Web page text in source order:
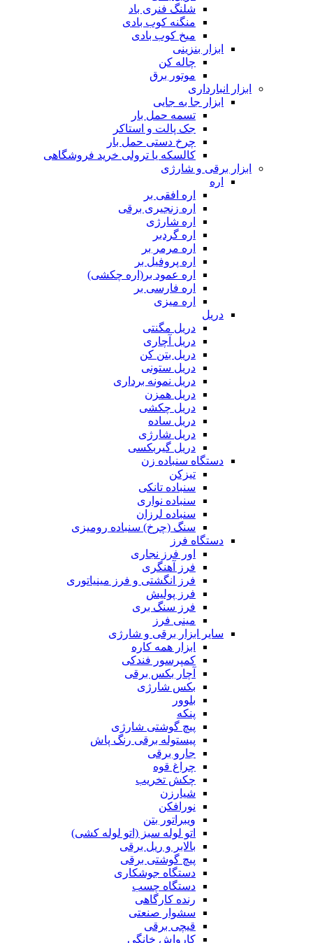
شلنگ فنری باد
منگنه کوب بادی
میخ کوب بادی
ابزار بنزینی
چاله کن
موتور برق
ابزار انبارداری
ابزار جا به جایی
تسمه حمل بار
جک پالت و استاکر
چرخ دستی حمل بار
کالسکه یا ترولی خرید فروشگاهی
ابزار برقی و شارژی
اره
اره افقی بر
اره زنجیری برقی
اره شارژی
اره گردبر
اره مرمر بر
اره پروفیل بر
اره عمود بر(اره چکشی)
اره فارسی بر
اره میزی
دریل
دریل مگنتی
دریل آچاری
دریل بتن کن
دریل ستونی
دریل نمونه برداری
دریل همزن
دریل چکشی
دریل ساده
دریل شارژی
دریل گیربکسی
دستگاه سنباده زن
تیزکن
سنباده تانکی
سنباده نواری
سنباده لرزان
سنگ (چرخ) سنباده رومیزی
دستگاه فرز
اور فرز نجاری
فرز آهنگری
فرز انگشتی و فرز مینیاتوری
فرز پولیش
فرز سنگ بری
مینی فرز
سایر ابزار برقی و شارژی
ابزار همه کاره
کمپرسور فندکی
آچار بکس برقی
بکس شارژی
بلوور
پنکه
پیچ گوشتی شارژی
پیستوله برقی رنگ پاش
جارو برقی
چراغ قوه
چکش تخریب
شیارزن
نورافکن
ویبراتور بتن
اتو لوله سبز (اتو لوله کشی)
بالابر و ریل برقی
پیچ گوشتی برقی
دستگاه جوشکاری
دستگاه چسب
رنده کارگاهی
سشوار صنعتی
قیچی برقی
کارواش خانگی